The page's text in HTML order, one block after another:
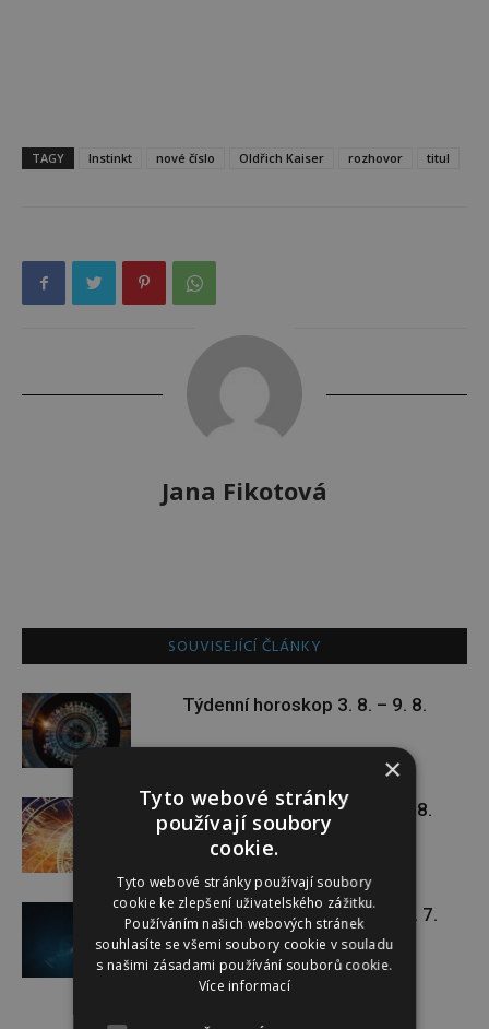
TAGY Instinkt nové číslo Oldřich Kaiser rozhovor titul
Jana Fikotová
SOUVISEJÍCÍ ČLÁNKY
Týdenní horoskop 3. 8. – 9. 8.
Týdenní horoskop 27. 7. – 2. 8.
Týdenní horoskop 20. 7. – 26. 7.
×
Tyto webové stránky
používají soubory
cookie.
Tyto webové stránky používají soubory
cookie ke zlepšení uživatelského zážitku.
Používáním našich webových stránek
souhlasíte se všemi soubory cookie v souladu
s našimi zásadami používání souborů cookie.
Více informací